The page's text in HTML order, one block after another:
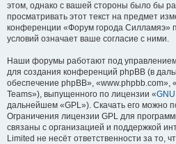
этом, однако с вашей стороны было бы
просматривать этот текст на предмет
конференции «Форум города Силламяэ»
условий означает ваше согласие с ними.
Наши форумы работают под
для создания конференций phpBB (в
обеспечение phpBB», «www.phpbb.com»,
Teams»), выпущенного по лицензии «
дальнейшем «GPL»). Скачать его можно
Ограничения лицензии GPL для
связаны с организацией и поддержкой
Limited не несёт ответственности за то,